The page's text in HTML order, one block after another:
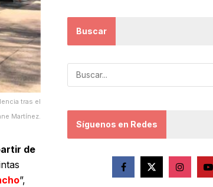
tras el
Martínez.
de
”,
Buscar
Síguenos en Redes